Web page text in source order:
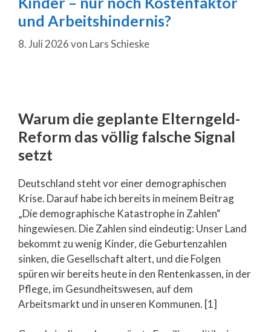
und Arbeitshindernis?
8. Juli 2026von Lars Schieske
Warum die geplante Elterngeld-
Reform das völlig falsche Signal
setzt
Deutschland steht vor einer demographischen
Krise. Darauf habe ich bereits in meinem Beitrag
„Die demographische Katastrophe in Zahlen“
hingewiesen. Die Zahlen sind eindeutig: Unser Land
bekommt zu wenig Kinder, die Geburtenzahlen
sinken, die Gesellschaft altert, und die Folgen
spüren wir bereits heute in den Rentenkassen, in der
Pflege, im Gesundheitswesen, auf dem
Arbeitsmarkt und in unseren Kommunen. [1]